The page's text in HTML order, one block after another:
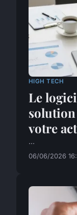
HIGH TECH
Le
votre
...
06/06/2026